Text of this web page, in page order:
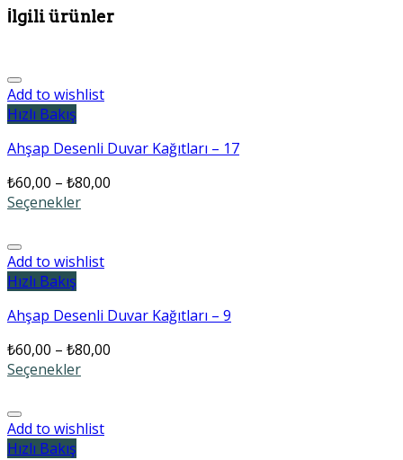
İlgili ürünler
Add to wishlist
Hızlı Bakış
Ahşap Desenli Duvar Kağıtları – 17
₺60,00 – ₺80,00
Seçenekler
Add to wishlist
Hızlı Bakış
Ahşap Desenli Duvar Kağıtları – 9
₺60,00 – ₺80,00
Seçenekler
Add to wishlist
Hızlı Bakış